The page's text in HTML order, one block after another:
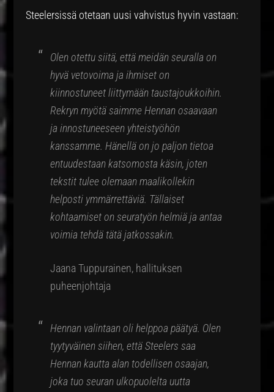
Steelersissä otetaan uusi vahvistus hyvin vastaan:
Olen otettu siitä, että meidän seuralla on
hyvä vetovoima ja ihmiset on
kiinnostuneet liittymään taustajoukkoihin.
Rekryn myötä saimme Hennan osaavaan
ja innostuneeseen yhteistyöhön
kanssamme. Hänellä on jo paljon tietoa
entuudestaan katsomosta käsin, joten
tekstit tulee olemaan maalikollekin
helposti ymmärrettäviä. Tällaiset
kohtaamiset on seuratyön helmiä ja antaa
voimia tehdä tätä jatkossakin.
Jaana Tuppurainen, hallituksen
puheenjohtaja
Hennan valintaan oli helppoa päätyä. Olen
tyytyväinen siihen, että Steelers saa
Hennan kautta alan todellisen osaajan,
joka tuo seuran ulkopuolelta uutta